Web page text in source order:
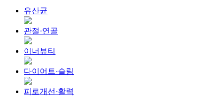
유산균
관절·연골
이너뷰티
다이어트·슬림
피로개선·활력